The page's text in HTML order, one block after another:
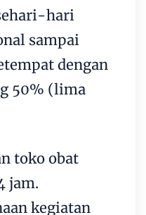
hari
sampai
dengan
50% (lima
toko obat
jam.
kegiatan